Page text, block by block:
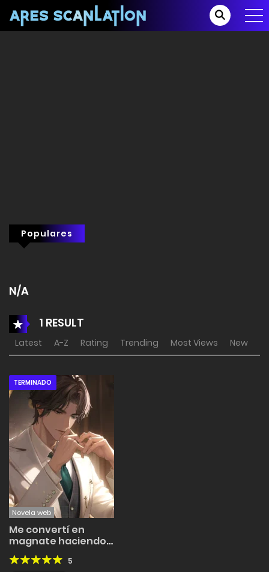
Populares
N/A
1 RESULT
Latest A-Z Rating Trending Most Views New
TERMINADO
Novela web
Me convertí en
magnate haciendo
negocios de reventa
entre dos mundos
5